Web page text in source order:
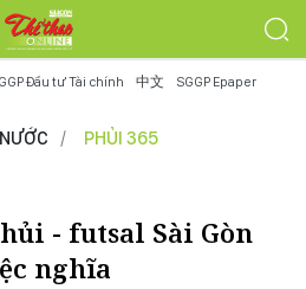
Đầu tư Tài chính 中文 SGGP Epaper
PHỦI 365
- futsal Sài Gòn
nghĩa